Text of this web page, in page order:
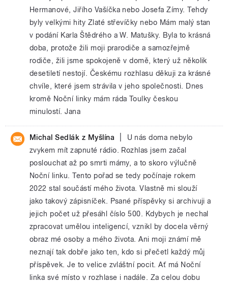
Hermanové, Jiřího Vašíčka nebo Josefa Zímy. Tehdy
byly velkými hity Zlaté střevíčky nebo Mám malý stan
v podání Karla Štědrého a W. Matušky. Byla to krásná
doba, protože žili moji prarodiče a samozřejmě
rodiče, žili jsme spokojeně v domě, který už několik
desetiletí nestojí. Českému rozhlasu děkuji za krásné
chvíle, které jsem strávila v jeho společnosti. Dnes
kromě Noční linky mám ráda Toulky českou
minulostí. Jana
Michal Sedlák z Myšlína
U nás doma nebylo
zvykem mít zapnuté rádio. Rozhlas jsem začal
poslouchat až po smrti mámy, a to skoro výlučně
Noční linku. Tento pořad se tedy počínaje rokem
2022 stal součástí mého života. Vlastně mi slouží
jako takový zápisníček. Psané příspěvky si archivuji a
jejich počet už přesáhl číslo 500. Kdybych je nechal
zpracovat umělou inteligencí, vznikl by docela věrný
obraz mé osoby a mého života. Ani moji známí mě
neznají tak dobře jako ten, kdo si přečetl každý můj
příspěvek. Je to velice zvláštní pocit. Ať má Noční
linka své místo v rozhlase i nadále. Za celou dobu